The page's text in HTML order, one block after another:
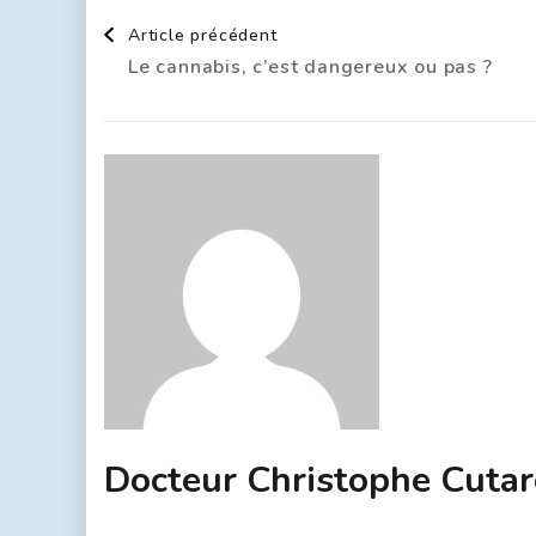
Article précédent
Le cannabis, c’est dangereux ou pas ?
Docteur Christophe